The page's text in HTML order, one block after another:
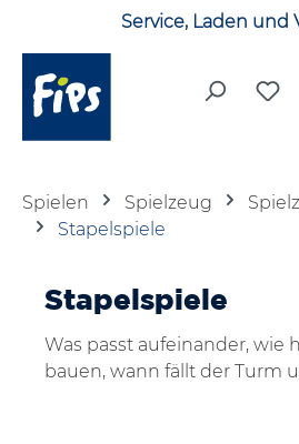
Zum Hauptinhalt springen
Service, Laden und
Spielen Spielzeug
Stapelspiele
Stapelspiele
Was passt aufeinander, wie
bauen, wann fällt der Turm